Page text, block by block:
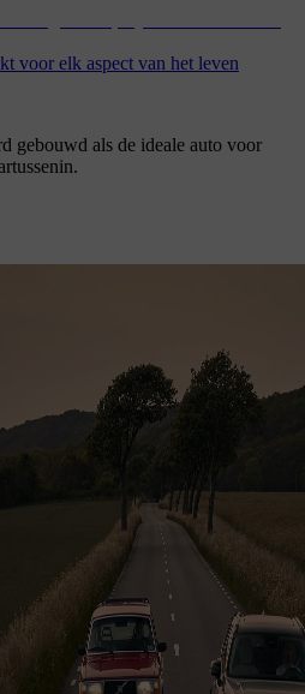
voor elk aspect van het leven
gebouwd als de ideale auto voor